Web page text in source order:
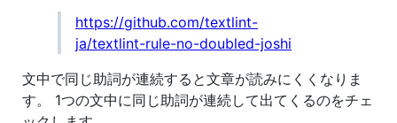
https://github.com/textlint-
ja/textlint-rule-no-doubled-joshi
文中で同じ助詞が連続すると文章が読みにくくなりま
す。 1つの文中に同じ助詞が連続して出てくるのをチェ